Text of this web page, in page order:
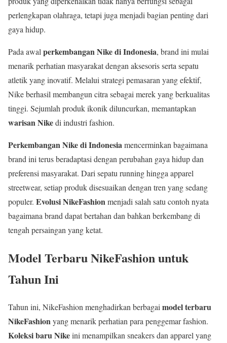
perlengkapan olahraga, tetapi juga menjadi bagian penting dari
gaya hidup.
Pada awal perkembangan Nike di Indonesia, brand ini mulai
menarik perhatian masyarakat dengan aksesoris serta sepatu
atletik yang inovatif. Melalui strategi pemasaran yang efektif,
Nike berhasil membangun citra sebagai merek yang berkualitas
tinggi. Sejumlah produk ikonik diluncurkan, memantapkan
warisan Nikedi industri fashion.
Perkembangan Nike di Indonesiamencerminkan bagaimana
brand ini terus beradaptasi dengan perubahan gaya hidup dan
preferensi masyarakat. Dari sepatu running hingga apparel
streetwear, setiap produk disesuaikan dengan tren yang sedang
populer. Evolusi NikeFashionmenjadi salah satu contoh nyata
bagaimana brand dapat bertahan dan bahkan berkembang di
tengah persaingan yang ketat.
Model Terbaru NikeFashion untuk
Tahun Ini
Tahun ini, NikeFashion menghadirkan berbagai model terbaru
NikeFashionyang menarik perhatian para penggemar fashion.
Koleksi baru Nikeini menampilkan sneakers dan apparel yang